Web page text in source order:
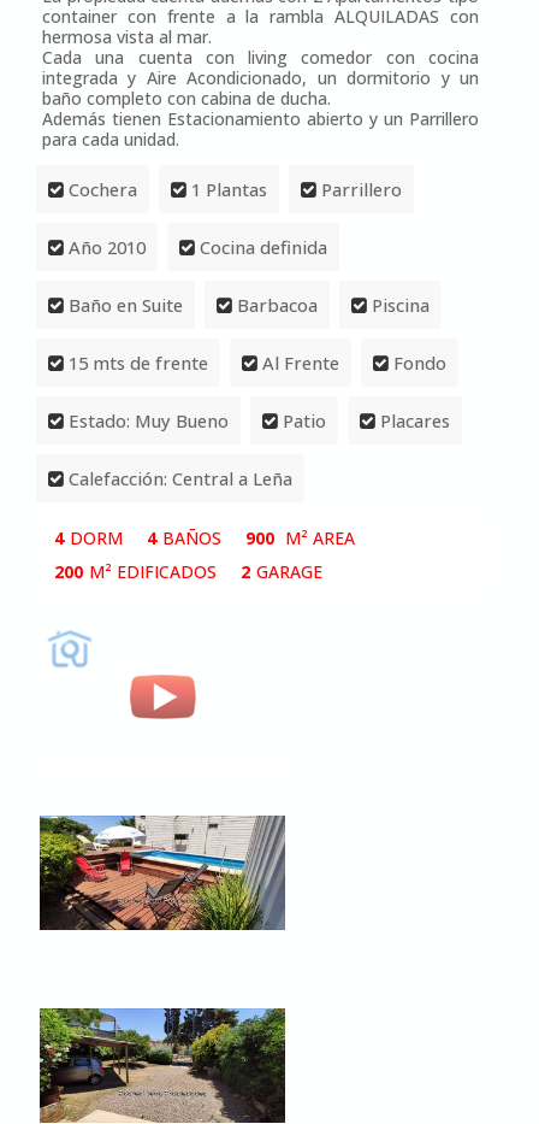
container con frente a la rambla ALQUILADAS con
hermosa vista al mar.
Cada una cuenta con living comedor con cocina
integrada y Aire Acondicionado, un dormitorio y un
baño completo con cabina de ducha.
Además tienen Estacionamiento abierto y un Parrillero
para cada unidad.
Cochera 1 Plantas Parrillero
Año 2010 Cocina definida
Baño en Suite Barbacoa Piscina
15 mts de frente Al Frente Fondo
Estado: Muy Bueno Patio Placares
Calefacción: Central a Leña
4 DORM 4 BAÑOS 900 M² AREA
200 M² EDIFICADOS 2 GARAGE